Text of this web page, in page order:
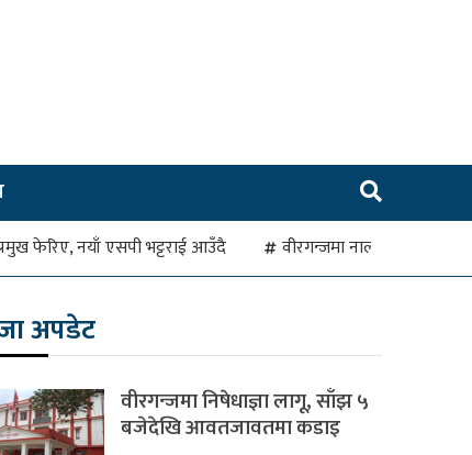
प्रमुख फेरिए, नयाँ एसपी भट्टराई आउँदै वीरगन्जमा नाला जाम हुँदा
अपडेट
वीरगन्जमा निषेधाज्ञा लागू, साँझ ५
बजेदेखि आवतजावतमा कडाइ